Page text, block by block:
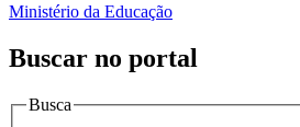
Ministério da Educação
Buscar no portal
Busca